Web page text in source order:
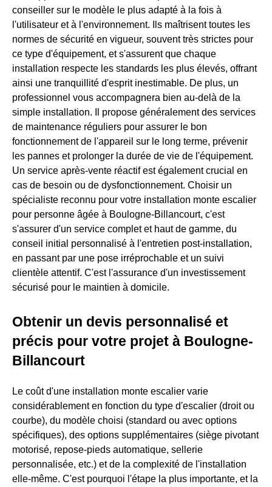
conseiller sur le modèle le plus adapté à la fois à
l'utilisateur et à l'environnement. Ils maîtrisent toutes les
normes de sécurité en vigueur, souvent très strictes pour
ce type d'équipement, et s'assurent que chaque
installation respecte les standards les plus élevés, offrant
ainsi une tranquillité d'esprit inestimable. De plus, un
professionnel vous accompagnera bien au-delà de la
simple installation. Il propose généralement des services
de maintenance réguliers pour assurer le bon
fonctionnement de l'appareil sur le long terme, prévenir
les pannes et prolonger la durée de vie de l'équipement.
Un service après-vente réactif est également crucial en
cas de besoin ou de dysfonctionnement. Choisir un
spécialiste reconnu pour votre installation monte escalier
pour personne âgée à Boulogne-Billancourt, c'est
s'assurer d'un service complet et haut de gamme, du
conseil initial personnalisé à l'entretien post-installation,
en passant par une pose irréprochable et un suivi
clientèle attentif. C'est l'assurance d'un investissement
sécurisé pour le maintien à domicile.
Obtenir un devis personnalisé et
précis pour votre projet à Boulogne-
Billancourt
Le coût d'une installation monte escalier varie
considérablement en fonction du type d'escalier (droit ou
courbe), du modèle choisi (standard ou avec options
spécifiques), des options supplémentaires (siège pivotant
motorisé, repose-pieds automatique, sellerie
personnalisée, etc.) et de la complexité de l'installation
elle-même. C'est pourquoi l'étape la plus importante, et la